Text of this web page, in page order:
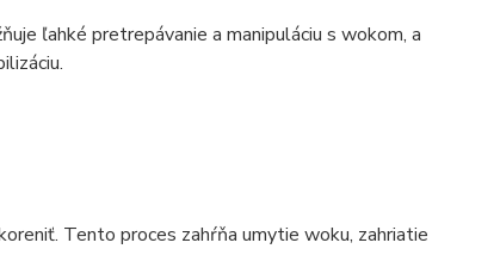
ľahké pretrepávanie a manipuláciu s wokom, a
Tento proces zahŕňa umytie woku, zahriatie